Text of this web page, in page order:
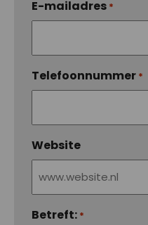
E-mailadres *
Telefoonnummer *
Website
Betreft: *